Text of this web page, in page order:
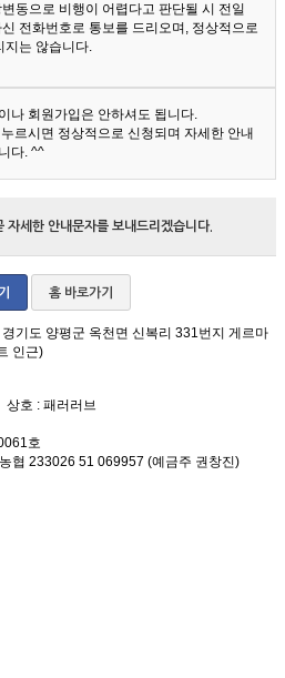
동으로 비행이 어렵다고 판단될 시 전일
전화번호로 통보를 드리오며, 정상적으로
지는 않습니다.
나 회원가입은 안하셔도 됩니다.
르시면 정상적으로 신청되며 자세한 안내
다. ^^
자세한 안내문자를 보내드리겠습니다.
홈 바로가기
경기도 양평군 옥천면 신복리 331번지 게르마
인근)
상호 : 패러러브
호
233026 51 069957 (예금주 권창진)